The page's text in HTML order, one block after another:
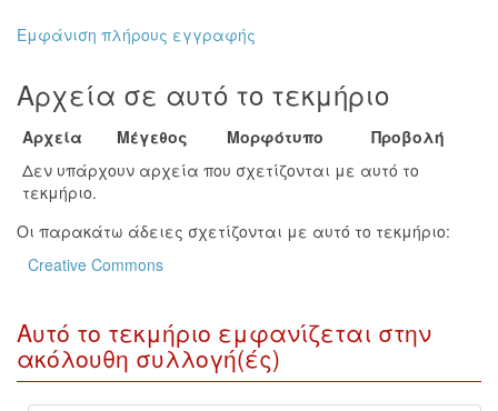
Εμφάνιση πλήρους εγγραφής
Αρχεία σε αυτό το τεκμήριο
Αρχεία Μέγεθος Μορφότυπο
Προβολή
Δεν υπάρχουν αρχεία που σχετίζονται με αυτό το
τεκμήριο.
Οι παρακάτω άδειες σχετίζονται με αυτό το τεκμήριο:
Creative Commons
Αυτό το τεκμήριο εμφανίζεται στην
ακόλουθη συλλογή(ές)